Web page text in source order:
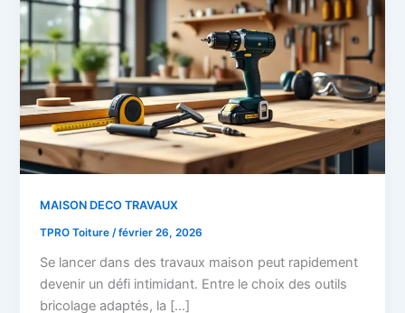
MAISON DECO TRAVAUX
TPRO Toiture/février 26, 2026
Se lancer dans des travaux maison peut rapidement
devenir un défi intimidant. Entre le choix des outils
bricolage adaptés, la […]